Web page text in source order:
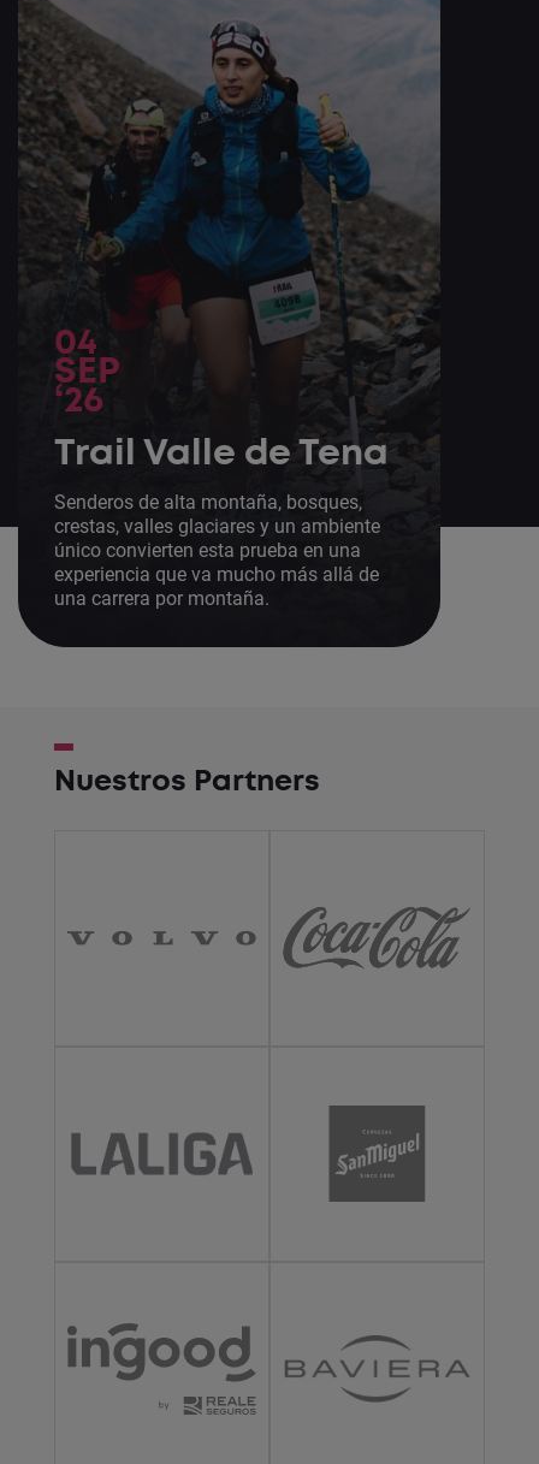
04
SEP
‘26
Trail Valle de Tena
Senderos de alta montaña, bosques,
crestas, valles glaciares y un ambiente
único convierten esta prueba en una
experiencia que va mucho más allá de
una carrera por montaña.
Nuestros Partners